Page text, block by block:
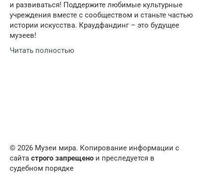
и развиваться! Поддержите любимые культурные
учреждения вместе с сообществом и станьте частью
истории искусства. Краудфандинг – это будущее
музеев!
Читать полностью
© 2026 Музеи мира. Копирование информации с
сайта строго запрещено и преследуется в
судебном порядке